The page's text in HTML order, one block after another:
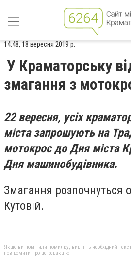
14:48, 18 вересня 2019 р.
У Краматорську
змагання з
22 вересня, усіх
міста запрошують на
мотокрос до Дня міста
Дня машинобудівника.
Змагання розпочнуться
Кутовій.
Якщо ви помітили помилку, виділіть необхідний
повідомити про це редакцію